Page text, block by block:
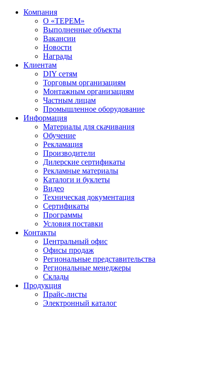
Компания
О «ТЕРЕМ»
Выполненные объекты
Вакансии
Новости
Награды
Клиентам
DIY сетям
Торговым организациям
Монтажным организациям
Частным лицам
Промышленное оборудование
Информация
Материалы для скачивания
Обучение
Рекламация
Производители
Дилерские сертификаты
Рекламные материалы
Каталоги и буклеты
Видео
Техническая документация
Сертификаты
Программы
Условия поставки
Контакты
Центральный офис
Офисы продаж
Региональные представительства
Региональные менеджеры
Склады
Продукция
Прайс-листы
Электронный каталог